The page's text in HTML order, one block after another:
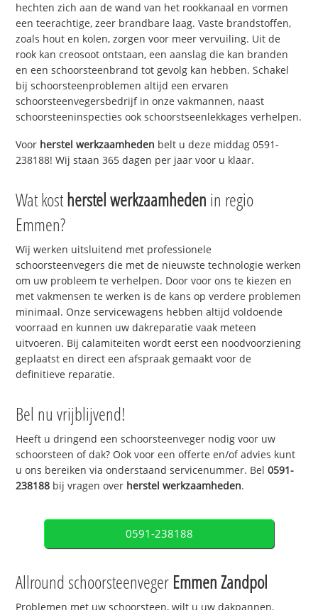
hechten zich aan de wand van het rookkanaal en vormen
een teerachtige, zeer brandbare laag. Vaste brandstoffen,
zoals hout en kolen, zorgen voor meer vervuiling. Uit de
rook kan creosoot ontstaan, een aanslag die kan branden
en een schoorsteenbrand tot gevolg kan hebben. Schakel
bij schoorsteenproblemen altijd een ervaren
schoorsteenvegersbedrijf in onze vakmannen, naast
schoorsteeninspecties ook schoorstseenlekkages verhelpen.
Voor herstel werkzaamheden belt u deze middag 0591-
238188! Wij staan 365 dagen per jaar voor u klaar.
Wat kostherstel werkzaamheden in regio
Emmen?
Wij werken uitsluitend met professionele
schoorsteenvegers die met de nieuwste technologie werken
om uw probleem te verhelpen. Door voor ons te kiezen en
met vakmensen te werken is de kans op verdere problemen
minimaal. Onze servicewagens hebben altijd voldoende
voorraad en kunnen uw dakreparatie vaak meteen
uitvoeren. Bij calamiteiten wordt eerst een noodvoorziening
geplaatst en direct een afspraak gemaakt voor de
definitieve reparatie.
Bel nu vrijblijvend!
Heeft u dringend een schoorsteenveger nodig voor uw
schoorsteen of dak? Ook voor een offerte en/of advies kunt
u ons bereiken via onderstaand servicenummer. Bel0591-
238188 bij vragen over herstel werkzaamheden.
0591-238188
Allround schoorsteenveger Emmen Zandpol
Problemen met uw schoorsteen, wilt u uw dakpannen,